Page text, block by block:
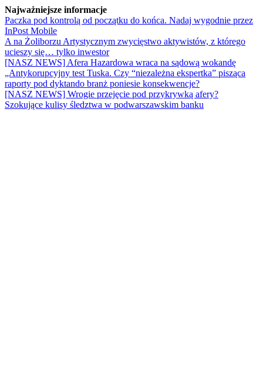
Najważniejsze informacje
Paczka pod kontrolą od początku do końca. Nadaj wygodnie przez
InPost Mobile
A na Żoliborzu Artystycznym zwycięstwo aktywistów, z którego
ucieszy się… tylko inwestor
[NASZ NEWS] Afera Hazardowa wraca na sądową wokandę
„Antykorupcyjny test Tuska. Czy “niezależna ekspertka” pisząca
raporty pod dyktando branż poniesie konsekwencje?
[NASZ NEWS] Wrogie przejęcie pod przykrywką afery?
Szokujące kulisy śledztwa w podwarszawskim banku